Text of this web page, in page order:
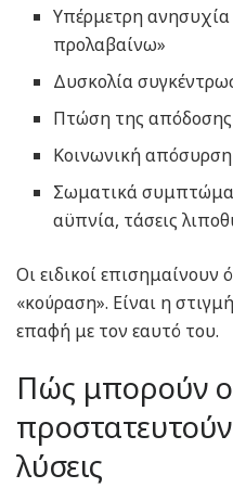
Υπέρμετρη ανησυχία
προλαβαίνω»
Δυσκολία
Πτώση της απόδοσης
Κοινωνική απόσυρση
Σωματικά
αϋπνία, τάσεις
Οι ειδικοί επισημαίνουν
«κούραση». Είναι η
επαφή με τον εαυτό του.
Πώς μπορούν
λύσεις